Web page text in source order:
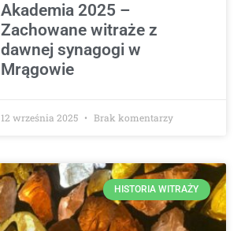
Akademia 2025 –
Zachowane witraże z
dawnej synagogi w
Mrągowie
12 września 2025 Brak komentarzy
HISTORIA WITRAŻY